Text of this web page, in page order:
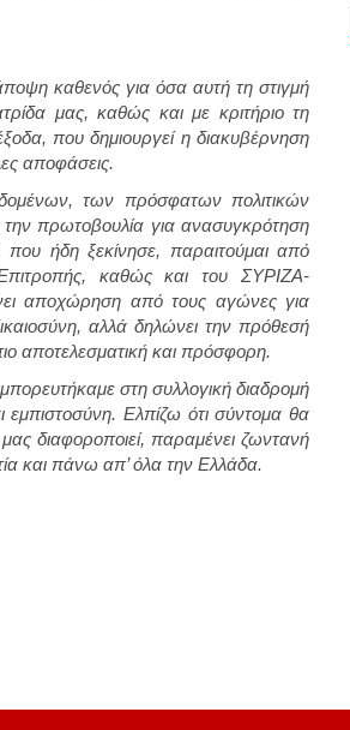
καθενός για όσα αυτή τη στιγμή
μας, καθώς και με κριτήριο τη
που δημιουργεί η διακυβέρνηση
αποφάσεις.
των πρόσφατων πολιτικών
την πρωτοβουλία για ανασυγκρότηση
που ήδη ξεκίνησε, παραιτούμαι από
Επιτροπής, καθώς και του ΣΥΡΙΖΑ-
αποχώρηση από τους αγώνες για
αλλά δηλώνει την πρόθεσή
αποτελεσματική και πρόσφορη.
στη συλλογική διαδρομή
εμπιστοσύνη. Ελπίζω ότι σύντομα θα
μας διαφοροποιεί, παραμένει ζωντανή
και πάνω απ’ όλα την Ελλάδα.